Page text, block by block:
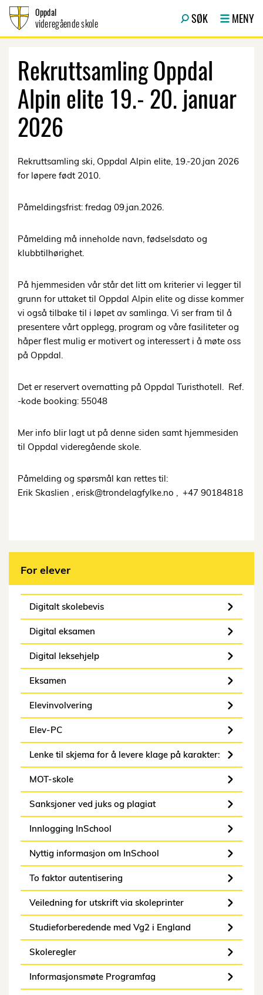
Oppdal
videregående skole SØK MENY
Rekruttsamling Oppdal
Alpin elite 19.- 20. januar
2026
Rekruttsamling ski, Oppdal Alpin elite, 19.-20.jan 2026
for løpere født 2010.
Påmeldingsfrist: fredag 09.jan.2026.
Påmelding må inneholde navn, fødselsdato og
klubbtilhørighet.
På hjemmesiden vår står det litt om kriterier vi legger til
grunn for uttaket til Oppdal Alpin elite og disse kommer
vi også tilbake til i løpet av samlinga. Vi ser fram til å
presentere vårt opplegg, program og våre fasiliteter og
håper flest mulig er motivert og interessert i å møte oss
på Oppdal.
Det er reservert overnatting på Oppdal Turisthotell. Ref.
-kode booking: 55048
Mer info blir lagt ut på denne siden samt hjemmesiden
til Oppdal videregående skole.
Påmelding og spørsmål kan rettes til:
Erik Skaslien , erisk@trondelagfylke.no , +47 90184818
For elever
Digitalt skolebevis
Digital eksamen
Digital leksehjelp
Eksamen
Elevinvolvering
Elev-PC
Lenke til skjema for å levere klage på karakter:
MOT-skole
Sanksjoner ved juks og plagiat
Innlogging InSchool
Nyttig informasjon om InSchool
To faktor autentisering
Veiledning for utskrift via skoleprinter
Studieforberedende med Vg2 i England
Skoleregler
Informasjonsmøte Programfag